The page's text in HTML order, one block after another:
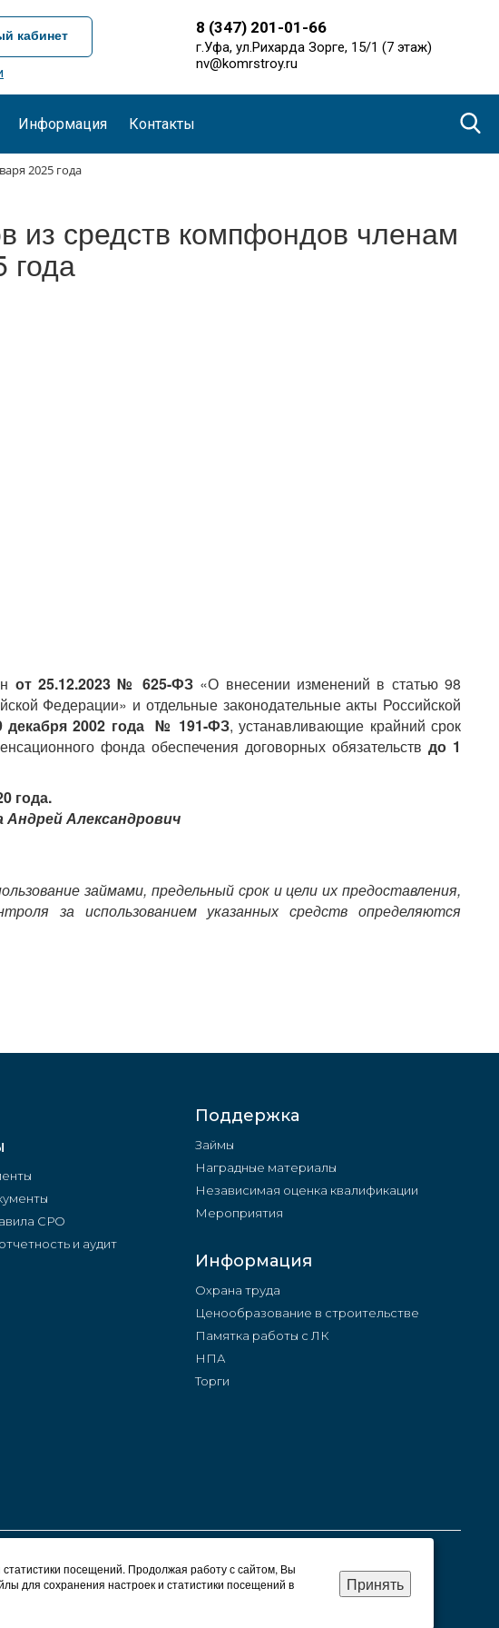
кабинет 8 (347) 201-01-66
г.Уфа, ул.Рихарда Зорге, 15/1 (7 этаж)
nv@komrstroy.ru
Информация Контакты
2025 года
из средств компфондов членам
года
от 25.12.2023 № 625-ФЗ «О внесении изменений в статью 98
Федерации» и отдельные законодательные акты Российской
декабря 2002 года № 191-ФЗ, устанавливающие крайний срок
фонда обеспечения договорных обязательствдо 1
года.
Андрей Александрович
займами, предельный срок и цели их предоставления,
за использованием указанных средств определяются
СРО
и аудит
Поддержка
Займы
Наградные материалы
Независимая оценка квалификации
Мероприятия
Информация
Охрана труда
Ценообразование в строительстве
Памятка работы с ЛК
НПА
Торги
посещений. Продолжая работу с сайтом, Вы
для сохранения настроек и статистики посещений в
Принять